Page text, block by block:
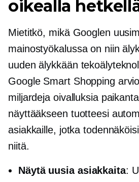
oikealla
Mietitkö, mikä Googlen
mainostyökalussa on niin
uuden älykkään
Google Smart Shopping
miljardeja oivalluksia
näyttääkseen tuotteesi
asiakkaille, jotka
niitä.
Näytä uusia asiakkaita: